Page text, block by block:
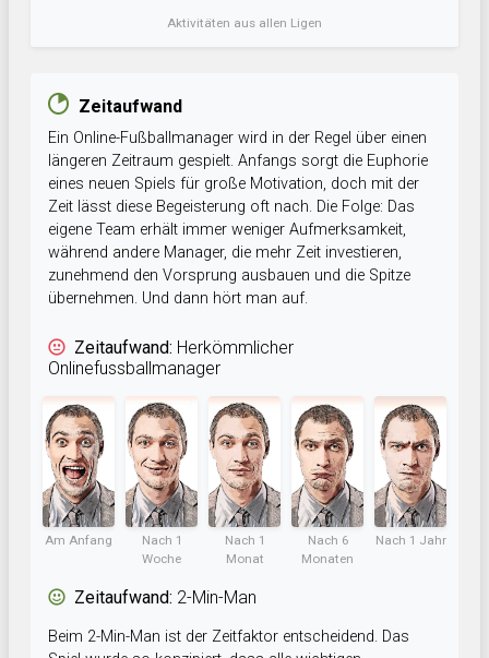
Aktivitäten aus allen Ligen
Zeitaufwand
Ein Online-Fußballmanager wird in der Regel über einen
längeren Zeitraum gespielt. Anfangs sorgt die Euphorie
eines neuen Spiels für große Motivation, doch mit der
Zeit lässt diese Begeisterung oft nach. Die Folge: Das
eigene Team erhält immer weniger Aufmerksamkeit,
während andere Manager, die mehr Zeit investieren,
zunehmend den Vorsprung ausbauen und die Spitze
übernehmen. Und dann hört man auf.
Zeitaufwand: Herkömmlicher
Onlinefussballmanager
Am Anfang
Nach 1
Woche
Nach 1
Monat
Nach 6
Monaten
Nach 1 Jahr
Zeitaufwand: 2-Min-Man
Beim 2-Min-Man ist der Zeitfaktor entscheidend. Das